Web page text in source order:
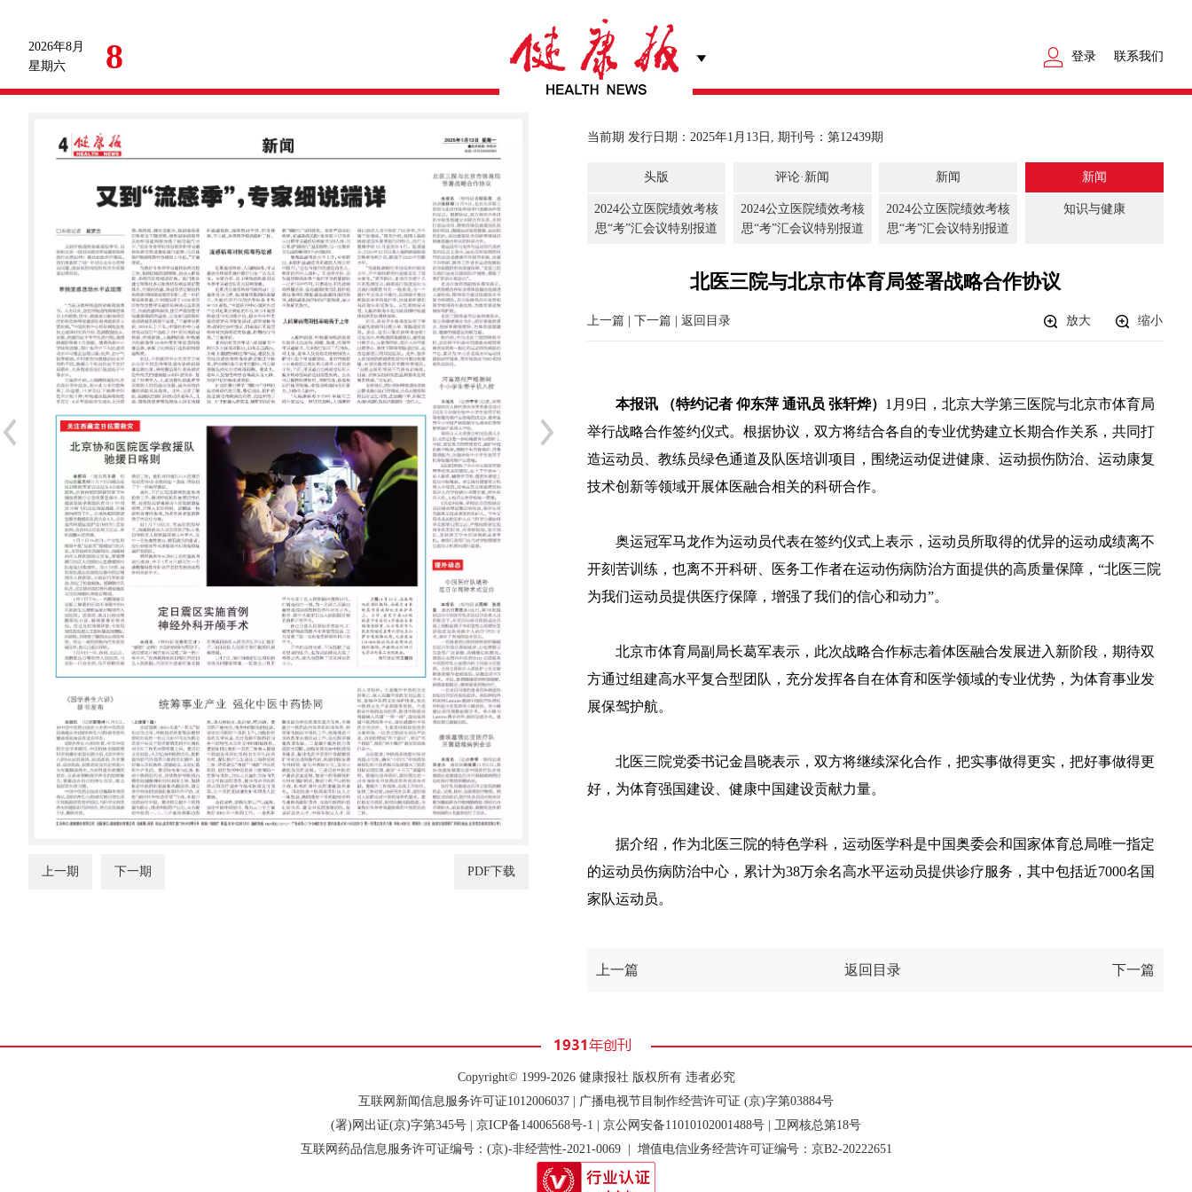
2026年8月
星期六
8 登录 联系我们
上一期 下一期 PDF下载
当前期 发行日期：2025年1月13日, 期刊号：第12439期
头版 评论·新闻 新闻 新闻
2024公立医院绩效考核
思“考”汇会议特别报道
2024公立医院绩效考核
思“考”汇会议特别报道
2024公立医院绩效考核
思“考”汇会议特别报道
知识与健康
北医三院与北京市体育局签署战略合作协议
上一篇 下一篇 返回目录 放大 缩小
本报讯 （特约记者 仰东萍 通讯员 张轩烨） 1月9日，北京大学第三医院与北京市体育局
举行战略合作签约仪式。根据协议，双方将结合各自的专业优势建立长期合作关系，共同打
造运动员、教练员绿色通道及队医培训项目，围绕运动促进健康、运动损伤防治、运动康复
技术创新等领域开展体医融合相关的科研合作。
奥运冠军马龙作为运动员代表在签约仪式上表示，运动员所取得的优异的运动成绩离不
开刻苦训练，也离不开科研、医务工作者在运动伤病防治方面提供的高质量保障，“北医三院
为我们运动员提供医疗保障，增强了我们的信心和动力”。
北京市体育局副局长葛军表示，此次战略合作标志着体医融合发展进入新阶段，期待双
方通过组建高水平复合型团队，充分发挥各自在体育和医学领域的专业优势，为体育事业发
展保驾护航。
北医三院党委书记金昌晓表示，双方将继续深化合作，把实事做得更实，把好事做得更
好，为体育强国建设、健康中国建设贡献力量。
据介绍，作为北医三院的特色学科，运动医学科是中国奥委会和国家体育总局唯一指定
的运动员伤病防治中心，累计为38万余名高水平运动员提供诊疗服务，其中包括近7000名国
家队运动员。
上一篇 返回目录 下一篇
Copyright© 1999-2026 健康报社 版权所有 违者必究
互联网新闻信息服务许可证1012006037 | 广播电视节目制作经营许可证 (京)字第03884号
(署)网出证(京)字第345号 | 京ICP备14006568号-1 | 京公网安备11010102001488号 | 卫网核总第18号
互联网药品信息服务许可证编号：(京)-非经营性-2021-0069 | 增值电信业务经营许可证编号：京B2-20222651